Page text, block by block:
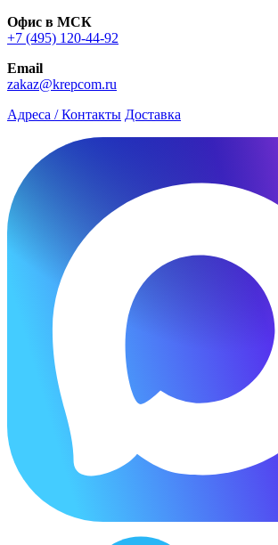
Офис в МСК
+7 (495) 120-44-92
Email
zakaz@krepcom.ru
Адреса / Контакты Доставка